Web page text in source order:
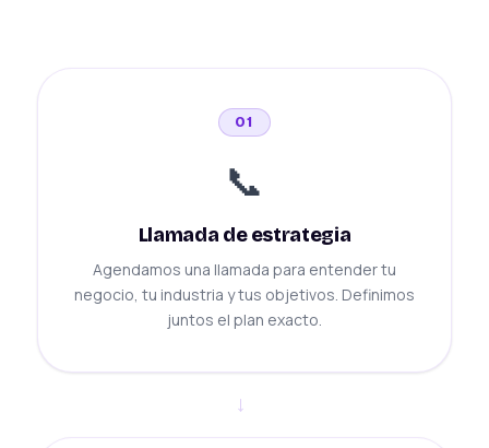
01
📞
Llamada de estrategia
Agendamos una llamada para entender tu
negocio, tu industria y tus objetivos. Definimos
juntos el plan exacto.
→